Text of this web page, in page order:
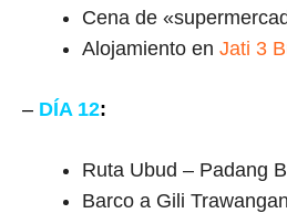
Cena de
Alojamiento en Jati 3
– DÍA 12:
Ruta Ubud – Padang
Barco a Gili Trawangan